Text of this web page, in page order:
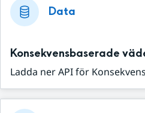
Data
Konsekvensbaserade
Ladda ner API för